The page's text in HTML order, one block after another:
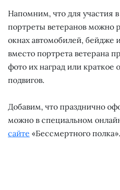
Напомним, что для участия
портреты ветеранов можно
окнах автомобилей, бейдже
вместо портрета ветерана
фото их наград или
подвигов.
Добавим, что празднично
можно в специальном
сайте «Бессмертного полка».